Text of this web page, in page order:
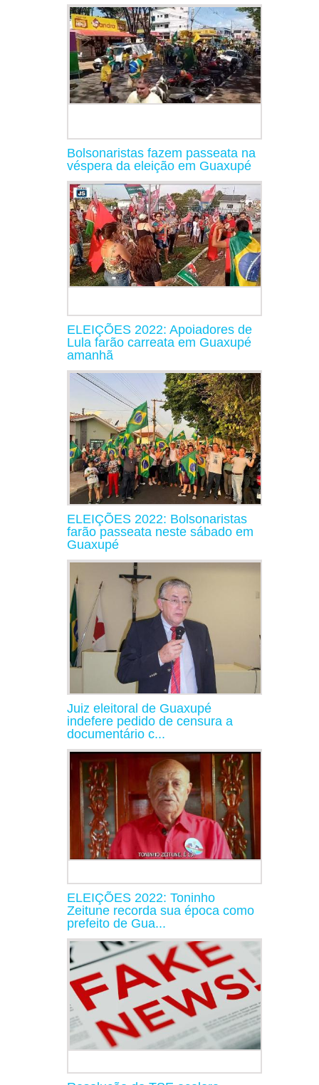
Bolsonaristas fazem passeata na
véspera da eleição em Guaxupé
ELEIÇÕES 2022: Apoiadores de
Lula farão carreata em Guaxupé
amanhã
ELEIÇÕES 2022: Bolsonaristas
farão passeata neste sábado em
Guaxupé
Juiz eleitoral de Guaxupé
indefere pedido de censura a
documentário c...
ELEIÇÕES 2022: Toninho
Zeitune recorda sua época como
prefeito de Gua...